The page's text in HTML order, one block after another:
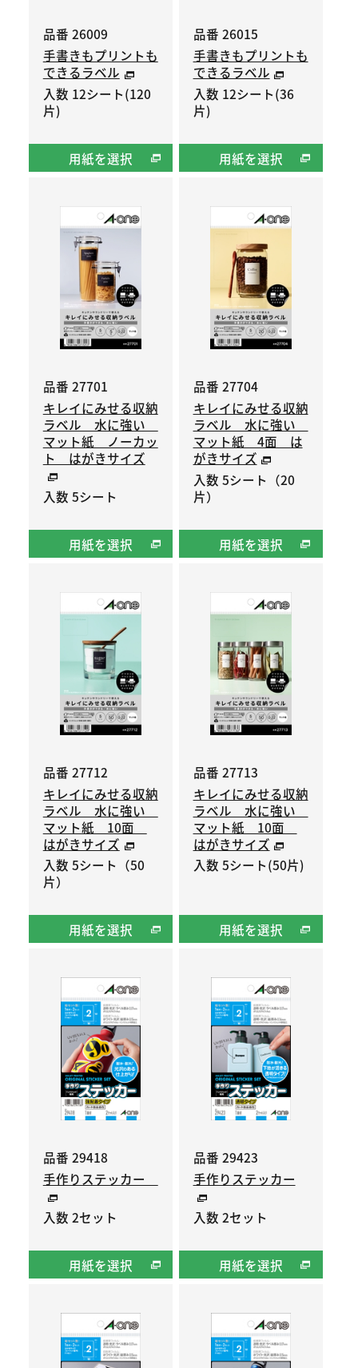
品番 26009
手書きもプリントも
できるラベル
入数 12シート(120
片)
用紙を選択
品番 26015
手書きもプリントも
できるラベル
入数 12シート(36
片)
用紙を選択
品番 27701
キレイにみせる収納
ラベル 水に強い
マット紙 ノーカッ
ト はがきサイズ
入数 5シート
用紙を選択
品番 27704
キレイにみせる収納
ラベル 水に強い
マット紙 4面 は
がきサイズ
入数 5シート（20
片）
用紙を選択
品番 27712
キレイにみせる収納
ラベル 水に強い
マット紙 10面
はがきサイズ
入数 5シート（50
片）
用紙を選択
品番 27713
キレイにみせる収納
ラベル 水に強い
マット紙 10面
はがきサイズ
入数 5シート(50片)
用紙を選択
品番 29418
手作りステッカー
入数 2セット
用紙を選択
品番 29423
手作りステッカー
入数 2セット
用紙を選択